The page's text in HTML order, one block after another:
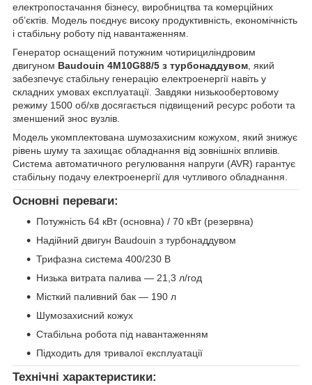
електропостачання бізнесу, виробництва та комерційних
об’єктів. Модель поєднує високу продуктивність, економічність
і стабільну роботу під навантаженням.
Генератор оснащений потужним чотирициліндровим
двигуном Baudouin 4M10G88/5 з турбонаддувом , який
забезпечує стабільну генерацію електроенергії навіть у
складних умовах експлуатації. Завдяки низькообертовому
режиму 1500 об/хв досягається підвищений ресурс роботи та
зменшений знос вузлів.
Модель укомплектована шумозахисним кожухом, який знижує
рівень шуму та захищає обладнання від зовнішніх впливів.
Система автоматичного регулювання напруги (AVR) гарантує
стабільну подачу електроенергії для чутливого обладнання.
Основні переваги:
Потужність 64 кВт (основна) / 70 кВт (резервна)
Надійний двигун Baudouin з турбонаддувом
Трифазна система 400/230 В
Низька витрата палива — 21,3 л/год
Місткий паливний бак — 190 л
Шумозахисний кожух
Стабільна робота під навантаженням
Підходить для тривалої експлуатації
Технічні характеристики: